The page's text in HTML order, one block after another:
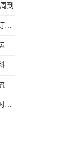
到
海口出口中俄班列莫斯科订舱 可选择面广
西安出口中俄班列莫斯科运输 专线往返
石家庄出口中俄班列莫斯科班列 一站式服务
哈尔滨中俄班列莫斯科物流 快速到达
沈阳出口中俄班列莫斯科时间 方便快捷可靠性好